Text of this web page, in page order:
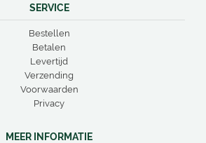
SERVICE
Bestellen
Betalen
Levertijd
Verzending
Voorwaarden
Privacy
MEER INFORMATIE